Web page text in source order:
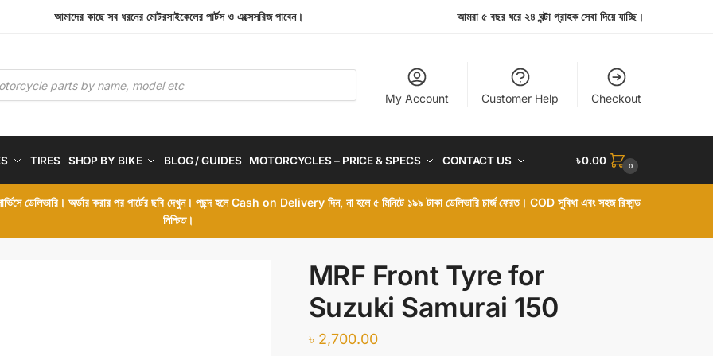
আমাদের কাছে সব ধরনের মোটরসাইকেলের পার্টস ও এক্সেসরিজ পাবেন। আমরা ৫ বছর ধরে ২৪ ঘন্টা গ্রাহক সেবা দিয়ে যাচ্ছি।
My Account Customer Help Checkout
TIRES SHOP BY BIKE BLOG / GUIDES MOTORCYCLES – PRICE & SPECS CONTACT US ৳0.00 0
ডেলিভারি। অর্ডার করার পর পার্টের ছবি দেখুন। পছন্দ হলে Cash on Delivery দিন, না হলে ৫ মিনিটে ১৯৯ টাকা ডেলিভারি চার্জ ফেরত। COD সুবিধা এবং সহজ রিফান্ড
নিশ্চিত।
MRF Front Tyre for
Suzuki Samurai 150
৳ 2,700.00